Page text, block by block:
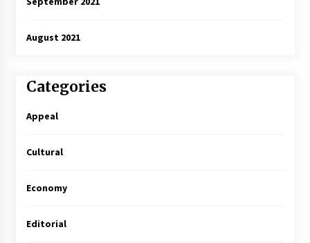
August 2021
Categories
Appeal
Cultural
Economy
Editorial